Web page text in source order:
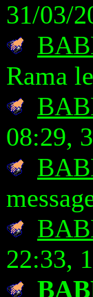
31/03/
Rama
08:29,
22:33,